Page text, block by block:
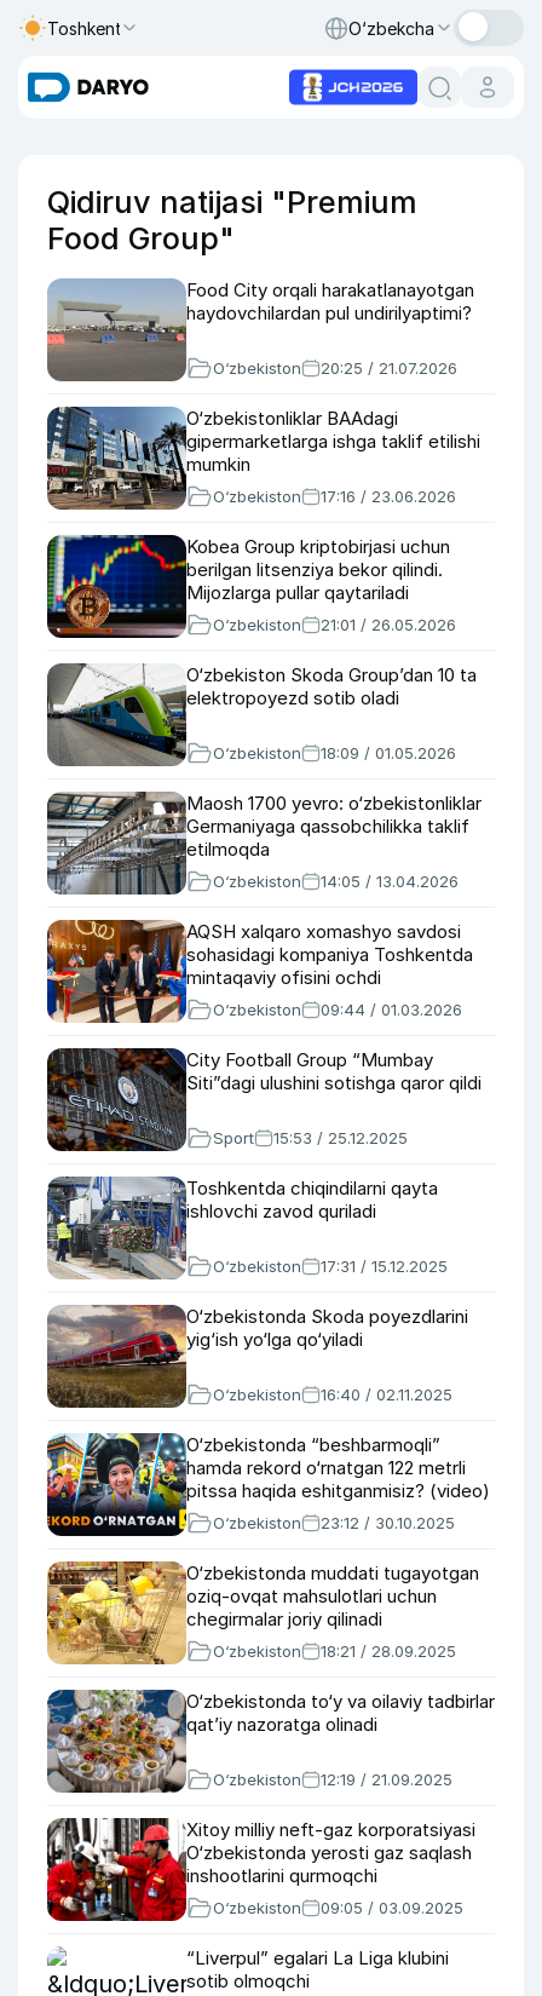
Toshkent O‘zbekcha
Qidiruv natijasi "Premium
Food Group"
Food City orqali harakatlanayotgan
haydovchilardan pul undirilyaptimi?
O‘zbekiston 20:25 / 21.07.2026
O‘zbekistonliklar BAAdagi
gipermarketlarga ishga taklif etilishi
mumkin
O‘zbekiston 17:16 / 23.06.2026
Kobea Group kriptobirjasi uchun
berilgan litsenziya bekor qilindi.
Mijozlarga pullar qaytariladi
O‘zbekiston 21:01 / 26.05.2026
O‘zbekiston Skoda Group’dan 10 ta
elektropoyezd sotib oladi
O‘zbekiston 18:09 / 01.05.2026
Maosh 1700 yevro: o‘zbekistonliklar
Germaniyaga qassobchilikka taklif
etilmoqda
O‘zbekiston 14:05 / 13.04.2026
AQSH xalqaro xomashyo savdosi
sohasidagi kompaniya Toshkentda
mintaqaviy ofisini ochdi
O‘zbekiston 09:44 / 01.03.2026
City Football Group “Mumbay
Siti”dagi ulushini sotishga qaror qildi
Sport 15:53 / 25.12.2025
Toshkentda chiqindilarni qayta
ishlovchi zavod quriladi
O‘zbekiston 17:31 / 15.12.2025
O‘zbekistonda Skoda poyezdlarini
yig‘ish yo‘lga qo‘yiladi
O‘zbekiston 16:40 / 02.11.2025
O‘zbekistonda “beshbarmoqli”
hamda rekord o‘rnatgan 122 metrli
pitssa haqida eshitganmisiz? (video)
O‘zbekiston 23:12 / 30.10.2025
O‘zbekistonda muddati tugayotgan
oziq-ovqat mahsulotlari uchun
chegirmalar joriy qilinadi
O‘zbekiston 18:21 / 28.09.2025
O‘zbekistonda to‘y va oilaviy tadbirlar
qat’iy nazoratga olinadi
O‘zbekiston 12:19 / 21.09.2025
Xitoy milliy neft-gaz korporatsiyasi
O‘zbekistonda yerosti gaz saqlash
inshootlarini qurmoqchi
O‘zbekiston 09:05 / 03.09.2025
“Liverpul” egalari La Liga klubini
sotib olmoqchi